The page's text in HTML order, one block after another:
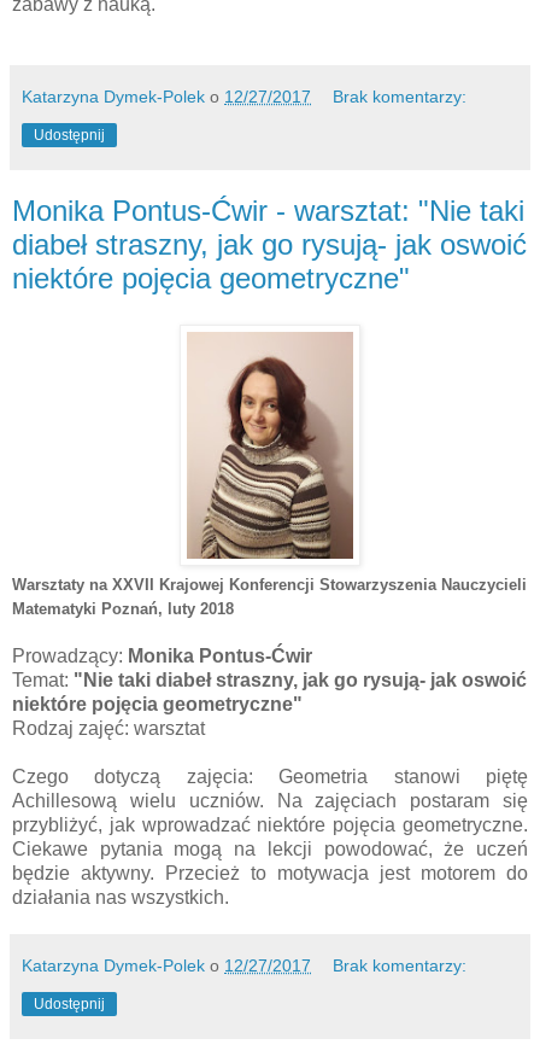
zabawy z nauką.
Katarzyna Dymek-Polek o 12/27/2017 Brak komentarzy:
Udostępnij
Monika Pontus-Ćwir - warsztat: "Nie taki
diabeł straszny, jak go rysują- jak oswoić
niektóre pojęcia geometryczne"
Warsztaty na XXVII Krajowej Konferencji Stowarzyszenia Nauczycieli
Matematyki Poznań, luty 2018
Prowadzący: Monika Pontus-Ćwir
Temat: "Nie taki diabeł straszny, jak go rysują- jak oswoić
niektóre pojęcia geometryczne"
Rodzaj zajęć: warsztat
Czego dotyczą zajęcia: Geometria stanowi piętę
Achillesową wielu uczniów. Na zajęciach postaram się
przybliżyć, jak wprowadzać niektóre pojęcia geometryczne.
Ciekawe pytania mogą na lekcji powodować, że uczeń
będzie aktywny. Przecież to motywacja jest motorem do
działania nas wszystkich.
Katarzyna Dymek-Polek o 12/27/2017 Brak komentarzy:
Udostępnij